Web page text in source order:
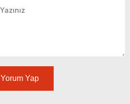
Yorum Yap